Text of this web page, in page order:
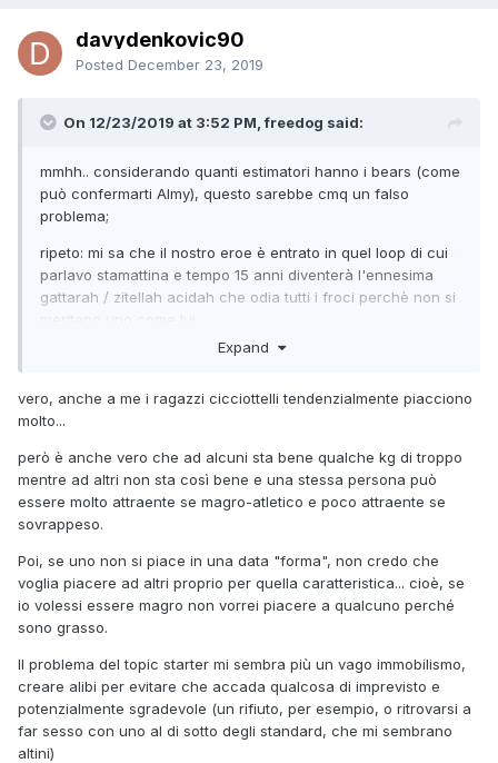
davydenkovic90
Posted December 23, 2019
On 12/23/2019 at 3:52 PM, freedog said:
mmhh.. considerando quanti estimatori hanno i bears (come
può confermarti Almy), questo sarebbe cmq un falso
problema;
ripeto: mi sa che il nostro eroe è entrato in quel loop di cui
parlavo stamattina e tempo 15 anni diventerà l'ennesima
gattarah / zitellah acidah che odia tutti i froci perchè non si
meritano uno come lui
Expand
vero, anche a me i ragazzi cicciottelli tendenzialmente piacciono
molto...
però è anche vero che ad alcuni sta bene qualche kg di troppo
mentre ad altri non sta così bene e una stessa persona può
essere molto attraente se magro-atletico e poco attraente se
sovrappeso.
Poi, se uno non si piace in una data "forma", non credo che
voglia piacere ad altri proprio per quella caratteristica... cioè, se
io volessi essere magro non vorrei piacere a qualcuno perché
sono grasso.
Il problema del topic starter mi sembra più un vago immobilismo,
creare alibi per evitare che accada qualcosa di imprevisto e
potenzialmente sgradevole (un rifiuto, per esempio, o ritrovarsi a
far sesso con uno al di sotto degli standard, che mi sembrano
altini)